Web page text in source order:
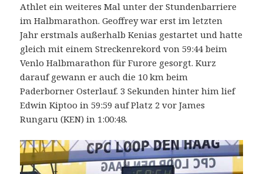
Athlet ein weiteres Mal unter der Stundenbarriere
im Halbmarathon. Geoffrey war erst im letzten
Jahr erstmals außerhalb Kenias gestartet und hatte
gleich mit einem Streckenrekord von 59:44 beim
Venlo Halbmarathon für Furore gesorgt. Kurz
darauf gewann er auch die 10 km beim
Paderborner Osterlauf. 3 Sekunden hinter him lief
Edwin Kiptoo in 59:59 auf Platz 2 vor James
Rungaru (KEN) in 1:00:48.